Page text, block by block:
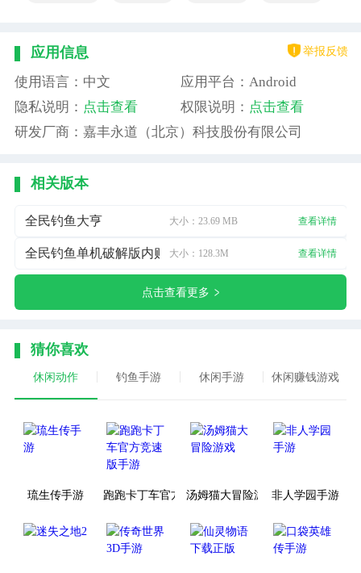
应用信息 举报反馈
使用语言：中文
应用平台：Android
隐私说明： 点击查看 权限说明： 点击查看
研发厂商：嘉丰永道（北京）科技股份有限公司
相关版本
全民钓鱼大亨 大小：23.69 MB 查看详情
全民钓鱼单机破解版内购免费大小：128.3M 查看详情
点击查看更多
猜你喜欢
休闲动作 钓鱼手游 休闲手游 休闲赚钱游戏
琉生传手游 跑跑卡丁车官方竞速版手游
汤姆猫大冒险游戏非人学园手游